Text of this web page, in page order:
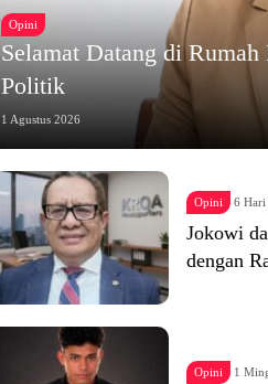
Opini
Selamat Datang di
Politik
1 Agustus 2026
Opini 6 Hari
Jokowi
dengan
Opini 1